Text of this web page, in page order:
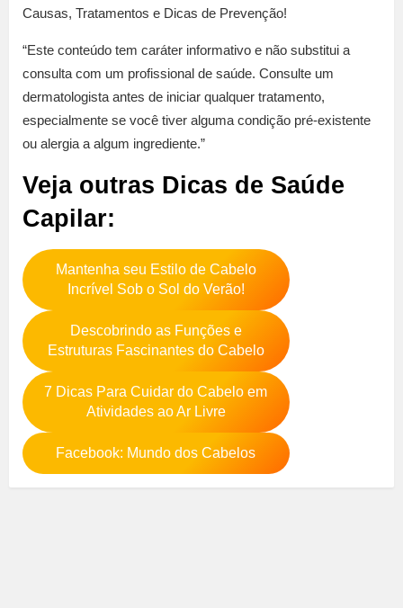
Causas, Tratamentos e Dicas de Prevenção!
“Este conteúdo tem caráter informativo e não substitui a
consulta com um profissional de saúde. Consulte um
dermatologista antes de iniciar qualquer tratamento,
especialmente se você tiver alguma condição pré-existente
ou alergia a algum ingrediente.”
Veja outras Dicas de Saúde
Capilar:
Mantenha seu Estilo de Cabelo
Incrível Sob o Sol do Verão!
Descobrindo as Funções e
Estruturas Fascinantes do Cabelo
7 Dicas Para Cuidar do Cabelo em
Atividades ao Ar Livre
Facebook: Mundo dos Cabelos